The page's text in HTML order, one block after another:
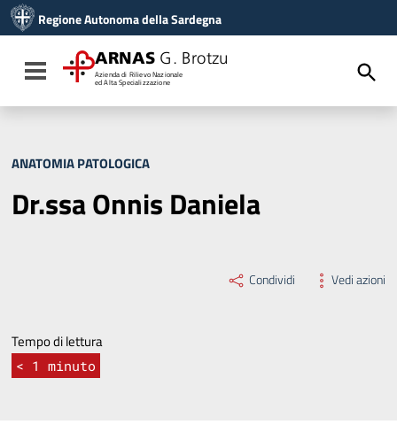
Vai al menu di navigazione
Vai al footer
Regione Autonoma della Sardegna
Toggle navigation
ARNAS G. Brotzu
Azienda di Rilievo Nazionale
ed Alta Specializzazione
ANATOMIA PATOLOGICA
Dr.ssa Onnis Daniela
Condividi Vedi azioni
Tempo di lettura
< 1 minuto